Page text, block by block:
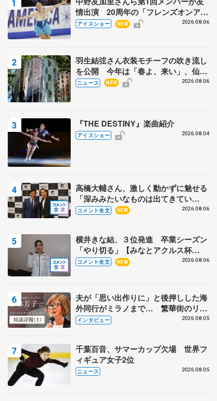
情出演 20周年の「フレンズオンアイ
ス」 宮本賢二さん、有川梨絵さん、
アイスショー NEW 2026.08.06
羽生結弦さん衣装モチーフの吹き流し
を公開 今年は「春よ、来い」、仙台
の瑞鳳殿
ニュース NEW 2026.08.06
『THE DESTINY』楽曲紹介
アイスショー 2026.08.04
高橋大輔さん、激しく動かずに魅せる
「深みみたいなものは出てきてい
る？」 〝兄さん〟と慕うレジェンド
コメント全文 NEW 2026.08.06
横井きな結、３位発進 卒業シーズン
「やり切る」【みなとアクルス杯
SP】
コメント全文 NEW 2026.08.06
夫が「思い出作りに」と後押しした海
外同行がミラノまで… 繁華街のリン
クでは不良のお兄さんも味方に 小林
インタビュー 2026.08.05
千葉百音、サマーカップ欠場 世界フ
ィギュア女子2位
ニュース 2026.08.05